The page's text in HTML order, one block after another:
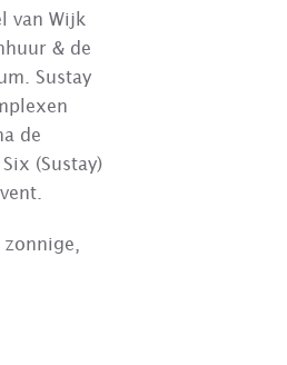
van Wijk
& de
Sustay
de
(Sustay)